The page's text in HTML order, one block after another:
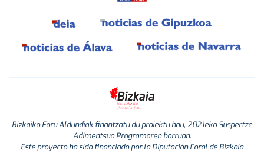
Bizkaiko Foru Aldundiak finantzatu du proiektu hau, 2021eko Suspertze
Adimentsua Programaren barruan.
Este proyecto ha sido financiado por la Diputación Foral de Bizkaia